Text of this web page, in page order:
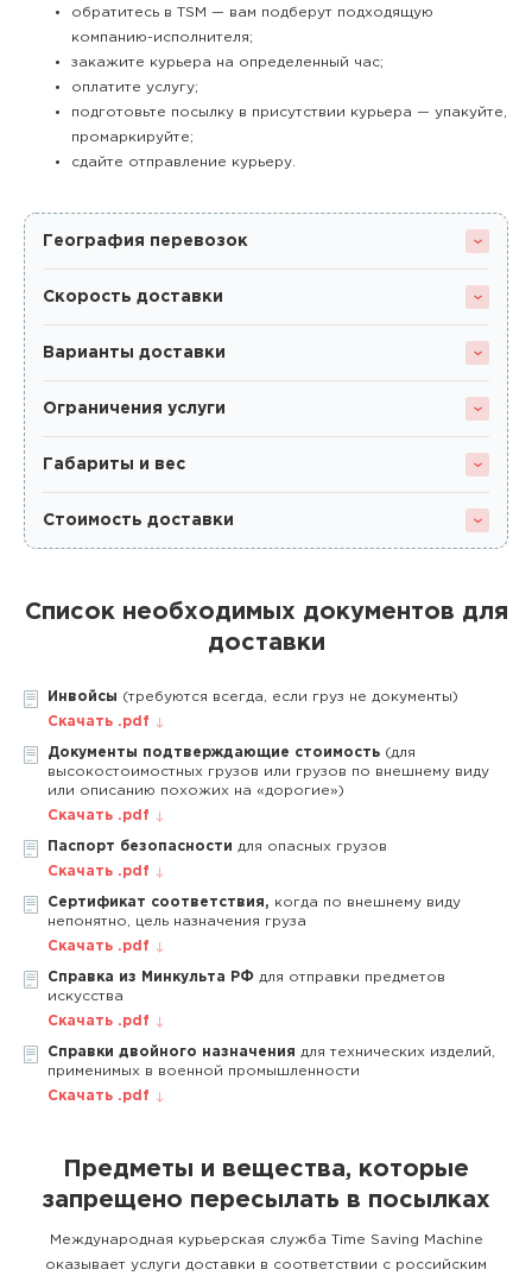
обратитесь в TSM — вам подберут подходящую
компанию-исполнителя;
закажите курьера на определенный час;
оплатите услугу;
подготовьте посылку в присутствии курьера — упакуйте,
промаркируйте;
сдайте отправление курьеру.
География перевозок
Скорость доставки
Варианты доставки
Ограничения услуги
Габариты и вес
Стоимость доставки
Список необходимых документов для
доставки
Инвойсы (требуются всегда, если груз не документы)
Скачать .pdf
Документы подтверждающие стоимость (для
высокостоимостных грузов или грузов по внешнему виду
или описанию похожих на «дорогие»)
Скачать .pdf
Паспорт безопасности для опасных грузов
Скачать .pdf
Сертификат соответствия, когда по внешнему виду
непонятно, цель назначения груза
Скачать .pdf
Справка из Минкульта РФ для отправки предметов
искусства
Скачать .pdf
Справки двойного назначения для технических изделий,
применимых в военной промышленности
Скачать .pdf
Предметы и вещества, которые
запрещено пересылать в посылках
Международная курьерская служба Time Saving Machine
оказывает услуги доставки в соответствии с российским